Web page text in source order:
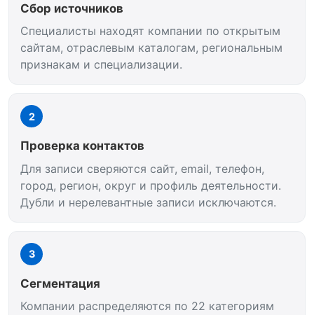
Сбор источников
Специалисты находят компании по открытым
сайтам, отраслевым каталогам, региональным
признакам и специализации.
2
Проверка контактов
Для записи сверяются сайт, email, телефон,
город, регион, округ и профиль деятельности.
Дубли и нерелевантные записи исключаются.
3
Сегментация
Компании распределяются по 22 категориям